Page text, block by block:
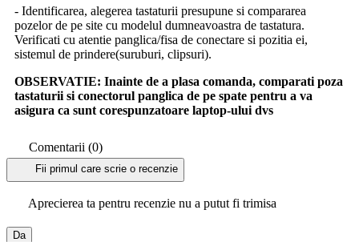
- Identificarea, alegerea tastaturii presupune si compararea
pozelor de pe site cu modelul dumneavoastra de tastatura.
Verificati cu atentie panglica/fisa de conectare si pozitia ei,
sistemul de prindere(suruburi, clipsuri).
OBSERVATIE: Inainte de a plasa comanda, comparati poza
tastaturii si conectorul panglica de pe spate pentru a va
asigura ca sunt corespunzatoare laptop-ului dvs
Comentarii (0)
Fii primul care scrie o recenzie
Aprecierea ta pentru recenzie nu a putut fi trimisa
Da